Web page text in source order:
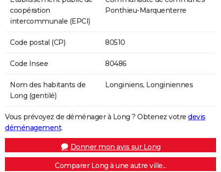
coopération
intercommunale (EPCI)
Ponthieu-Marquenterre
Code postal (CP) 80510
Code Insee 80486
Nom des habitants de
Long (gentilé)
Longiniens, Longiniennes
Vous prévoyez de déménager à Long ? Obtenez votre devis
déménagement.
Donner mon avis sur Long
Comparer Long à une autre ville...